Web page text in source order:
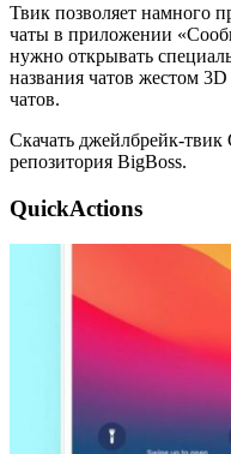
Твик позволяет намного
чаты в приложении
нужно открывать
названия чатов жестом
чатов.
Скачать джейлбрейк-твик
репозитория BigBoss.
QuickActions